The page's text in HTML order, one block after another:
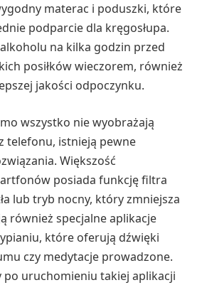
materac i poduszki, które
podparcie dla kręgosłupa.
na kilka godzin przed
posiłków wieczorem, również
jakości odpoczynku.
wszystko nie wyobrażają
telefonu, istnieją pewne
Większość
posiada funkcję filtra
lub tryb nocny, który zmniejsza
również specjalne aplikacje
które oferują dźwięki
czy medytacje prowadzone.
po uruchomieniu takiej aplikacji